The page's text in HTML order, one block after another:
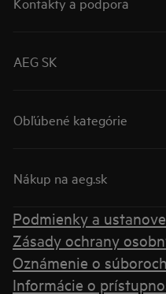
AEG SK
Obľúbené kategórie
Nákup na aeg.sk
Podmienky a
Zásady ochrany
Oznámenie o
Informácie o